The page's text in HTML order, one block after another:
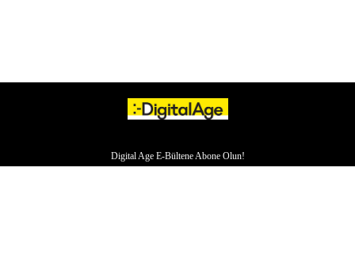
Digital Age E-Bültene Abone Olun!